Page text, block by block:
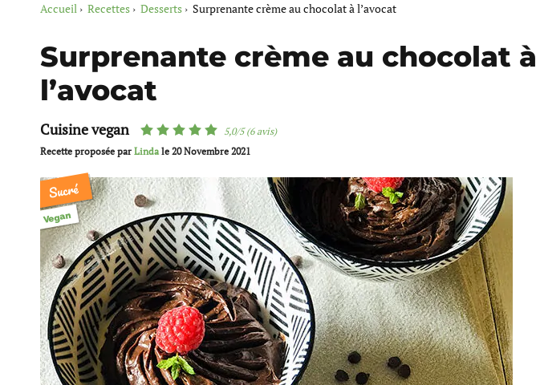
Accueil Recettes Desserts Surprenante crème au chocolat à l’avocat
Surprenante crème au chocolat à
l’avocat
Cuisine vegan
5,0/5 (6 avis)
Recette proposée par Lindale 20 Novembre 2021
Sucré
Vegan